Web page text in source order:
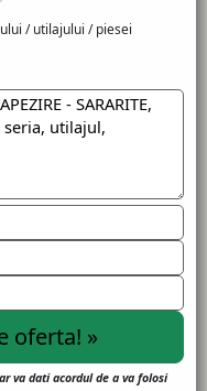
/ utilajului / piesei
va dati acordul de a va folosi